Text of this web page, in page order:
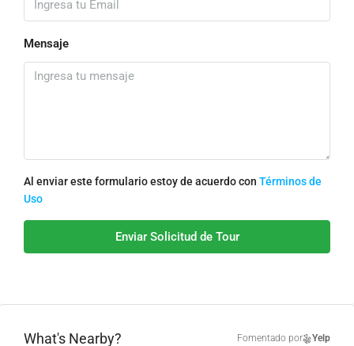
Mensaje
Al enviar este formulario estoy de acuerdo con Términos de
Uso
Enviar Solicitud de Tour
What's Nearby? Fomentado por Yelp